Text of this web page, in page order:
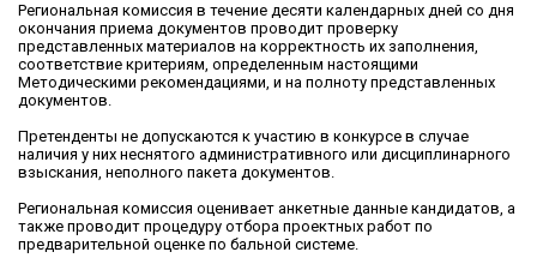
Региональная комиссия в течение десяти календарных дней со дня
окончания приема документов проводит проверку
представленных материалов на корректность их заполнения,
соответствие критериям, определенным настоящими
Методическими рекомендациями, и на полноту представленных
документов.
Претенденты не допускаются к участию в конкурсе в случае
наличия у них неснятого административного или дисциплинарного
взыскания, неполного пакета документов.
Региональная комиссия оценивает анкетные данные кандидатов, а
также проводит процедуру отбора проектных работ по
предварительной оценке по бальной системе.